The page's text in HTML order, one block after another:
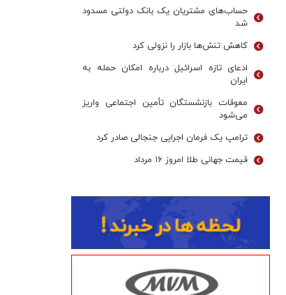
حساب‌های مشتریان یک بانک‌ دولتی مسدود
شد
کاهش تنش‌ها بازار را نزولی کرد
ادعای تازه اسرائیل درباره امکان حمله به
ایران
معوقات بازنشستگان تأمین اجتماعی واریز
می‌شود
ترامپ یک فرمان اجرایی جنجالی صادر کرد
قیمت جهانی طلا امروز ۱۶ مرداد